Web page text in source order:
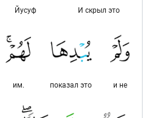
И скрыл это
Йусуф
и не
показал это
им.